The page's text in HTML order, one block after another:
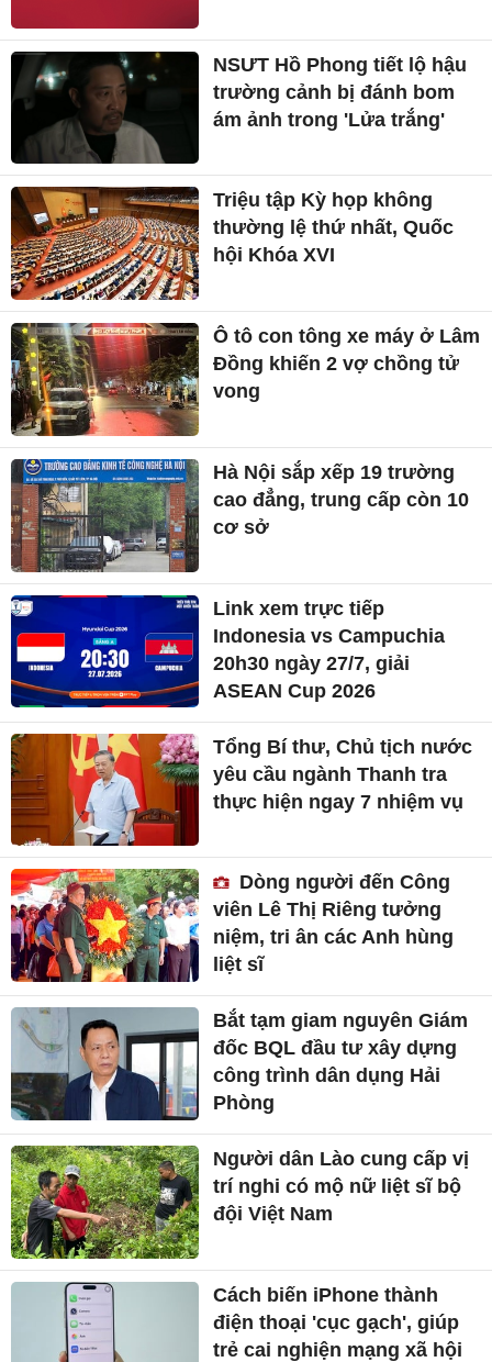
NSƯT Hồ Phong tiết lộ hậu
trường cảnh bị đánh bom
ám ảnh trong 'Lửa trắng'
Triệu tập Kỳ họp không
thường lệ thứ nhất, Quốc
hội Khóa XVI
Ô tô con tông xe máy ở Lâm
Đồng khiến 2 vợ chồng tử
vong
Hà Nội sắp xếp 19 trường
cao đẳng, trung cấp còn 10
cơ sở
Link xem trực tiếp
Indonesia vs Campuchia
20h30 ngày 27/7, giải
ASEAN Cup 2026
Tổng Bí thư, Chủ tịch nước
yêu cầu ngành Thanh tra
thực hiện ngay 7 nhiệm vụ
Dòng người đến Công
viên Lê Thị Riêng tưởng
niệm, tri ân các Anh hùng
liệt sĩ
Bắt tạm giam nguyên Giám
đốc BQL đầu tư xây dựng
công trình dân dụng Hải
Phòng
Người dân Lào cung cấp vị
trí nghi có mộ nữ liệt sĩ bộ
đội Việt Nam
Cách biến iPhone thành
điện thoại 'cục gạch', giúp
trẻ cai nghiện mạng xã hội